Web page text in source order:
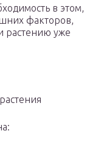
в этом,
факторов,
растению уже